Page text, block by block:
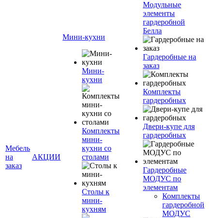
Мебель
на
заказ
АКЦИИ
Мини-кухни
Мини-
кухни
Комплекты
мини-
кухни со
столами
Столы к
мини-
кухням
Модульные
элементы
гардеробной
Белла
Гардеробные на
заказ
Комплекты
гардеробных
Двери-купе для
гардеробных
Гардеробные
МОДУС по
элементам
Комплекты
гардеробной
МОДУС